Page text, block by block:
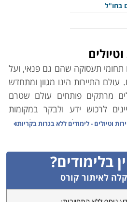
בחו"ל
תחומי תעסוקה שהם גם פנאי, ועל
עולם התיירות הינו מגוון ומתחדש
מרתקים פותחים עולם שטרם
לרכוש ידע ולבקר במקומות
הארץ ובעולם הרי שלימודים
על מנת להבין ולפעול בצורה
בעולם המלונאות, התעופה,
וטיולים - לימודים ללא בגרות בקריות
בלימודים?
לאיתור קורס